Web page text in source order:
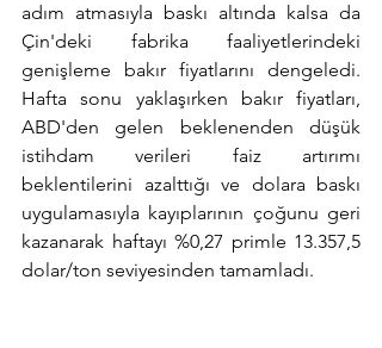
adım atmasıyla baskı altında kalsa da
Çin'deki fabrika faaliyetlerindeki
genişleme bakır fiyatlarını dengeledi.
Hafta sonu yaklaşırken bakır fiyatları,
ABD'den gelen beklenenden düşük
istihdam verileri faiz artırımı
beklentilerini azalttığı ve dolara baskı
uygulamasıyla kayıplarının çoğunu geri
kazanarak haftayı %0,27 primle 13.357,5
dolar/ton seviyesinden tamamladı.